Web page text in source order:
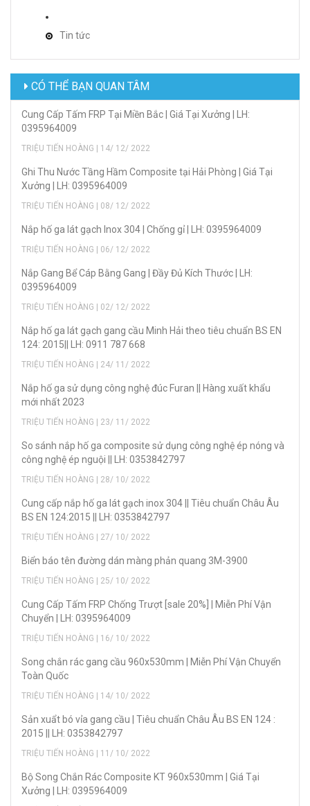
Tin tức
CÓ THỂ BẠN QUAN TÂM
Cung Cấp Tấm FRP Tại Miền Bắc | Giá Tại Xưởng | LH:
0395964009
TRIỆU TIẾN HOÀNG | 14/ 12/ 2022
Ghi Thu Nước Tầng Hầm Composite tại Hải Phòng | Giá Tại
Xưởng | LH: 0395964009
TRIỆU TIẾN HOÀNG | 08/ 12/ 2022
Nắp hố ga lát gạch Inox 304 | Chống gỉ | LH: 0395964009
TRIỆU TIẾN HOÀNG | 06/ 12/ 2022
Nắp Gang Bể Cáp Bằng Gang | Đầy Đủ Kích Thước | LH:
0395964009
TRIỆU TIẾN HOÀNG | 02/ 12/ 2022
Nắp hố ga lát gạch gang cầu Minh Hải theo tiêu chuẩn BS EN
124: 2015|| LH: 0911 787 668
TRIỆU TIẾN HOÀNG | 24/ 11/ 2022
Nắp hố ga sử dụng công nghệ đúc Furan || Hàng xuất khẩu
mới nhất 2023
TRIỆU TIẾN HOÀNG | 23/ 11/ 2022
So sánh nắp hố ga composite sử dụng công nghệ ép nóng và
công nghệ ép nguội || LH: 0353842797
TRIỆU TIẾN HOÀNG | 28/ 10/ 2022
Cung cấp nắp hố ga lát gạch inox 304 || Tiêu chuẩn Châu Âu
BS EN 124:2015 || LH: 0353842797
TRIỆU TIẾN HOÀNG | 27/ 10/ 2022
Biển báo tên đường dán màng phản quang 3M-3900
TRIỆU TIẾN HOÀNG | 25/ 10/ 2022
Cung Cấp Tấm FRP Chống Trượt [sale 20%] | Miễn Phí Vận
Chuyển | LH: 0395964009
TRIỆU TIẾN HOÀNG | 16/ 10/ 2022
Song chắn rác gang cầu 960x530mm | Miễn Phí Vận Chuyển
Toàn Quốc
TRIỆU TIẾN HOÀNG | 14/ 10/ 2022
Sản xuẩt bó vỉa gang cầu | Tiêu chuẩn Châu Âu BS EN 124 :
2015 || LH: 0353842797
TRIỆU TIẾN HOÀNG | 11/ 10/ 2022
Bộ Song Chắn Rác Composite KT 960x530mm | Giá Tại
Xưởng | LH: 0395964009